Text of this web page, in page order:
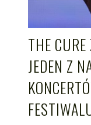
THE
JEDEN Z